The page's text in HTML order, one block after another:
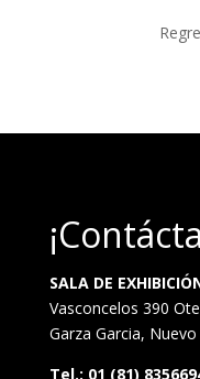
SALA DE
Vasconcelos 390
Garza Garcia,
Tel.: 01 (81)